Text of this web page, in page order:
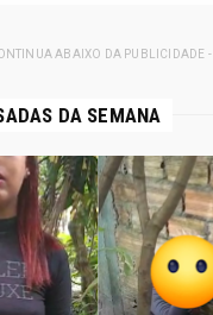
ABAIXO DA PUBLICIDADE -
DA SEMANA